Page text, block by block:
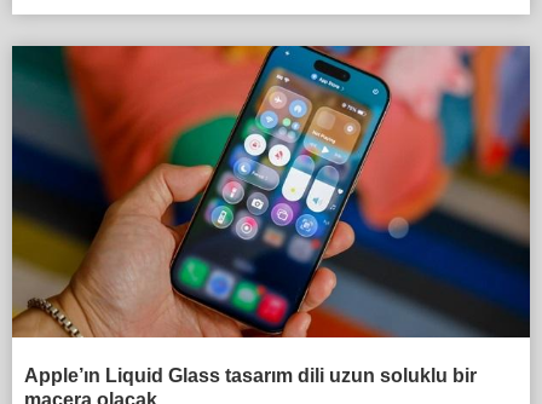
Apple’ın Liquid Glass tasarım dili uzun soluklu bir
macera olacak